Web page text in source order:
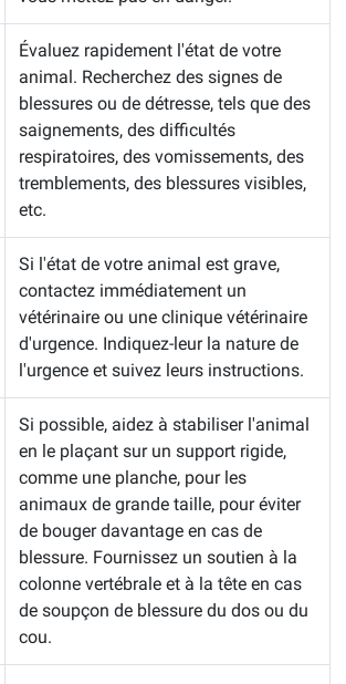
Évaluez rapidement l'état de votre
animal. Recherchez des signes de
blessures ou de détresse, tels que des
saignements, des difficultés
respiratoires, des vomissements, des
tremblements, des blessures visibles,
etc.
Si l'état de votre animal est grave,
contactez immédiatement un
vétérinaire ou une clinique vétérinaire
d'urgence. Indiquez-leur la nature de
l'urgence et suivez leurs instructions.
Si possible, aidez à stabiliser l'animal
en le plaçant sur un support rigide,
comme une planche, pour les
animaux de grande taille, pour éviter
de bouger davantage en cas de
blessure. Fournissez un soutien à la
colonne vertébrale et à la tête en cas
de soupçon de blessure du dos ou du
cou.